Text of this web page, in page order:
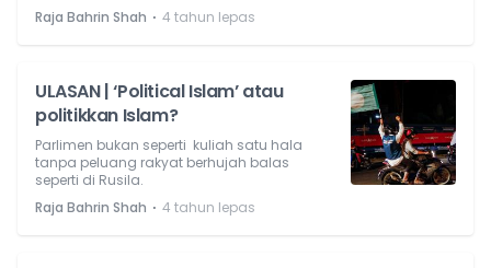
Raja Bahrin Shah ⋅ 4 tahun lepas
ULASAN | ‘Political Islam’ atau
politikkan Islam?
Parlimen bukan seperti kuliah satu hala
tanpa peluang rakyat berhujah balas
seperti di Rusila.
Raja Bahrin Shah ⋅ 4 tahun lepas